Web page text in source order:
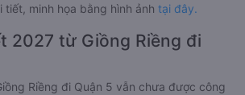
tiết, minh họa bằng hình ảnh tại đây.
2027 từ Giồng Riềng đi
Riềng đi Quận 5 vẫn chưa được công